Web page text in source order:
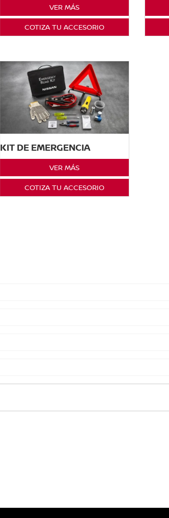
VER MÁS
COTIZA TU ACCESORIO
KIT DE EMERGENCIA
VER MÁS
COTIZA TU ACCESORIO